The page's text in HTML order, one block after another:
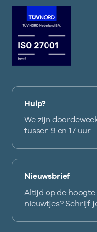
Hulp?
We zijn
tussen 9 en 17 uur.
Nieuwsbrief
Altijd op de
nieuwtjes? Schrijf